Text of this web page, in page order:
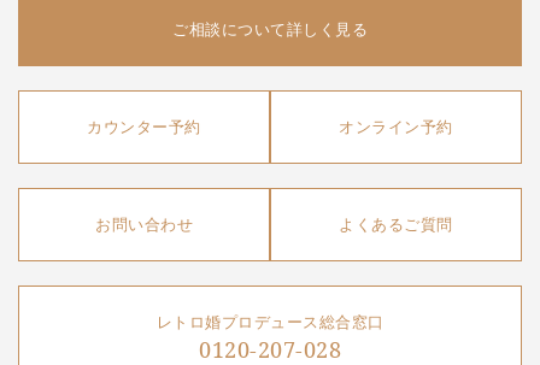
ご相談について詳しく見る
カウンター予約 オンライン予約
お問い合わせ よくあるご質問
レトロ婚プロデュース総合窓口
0120-207-028